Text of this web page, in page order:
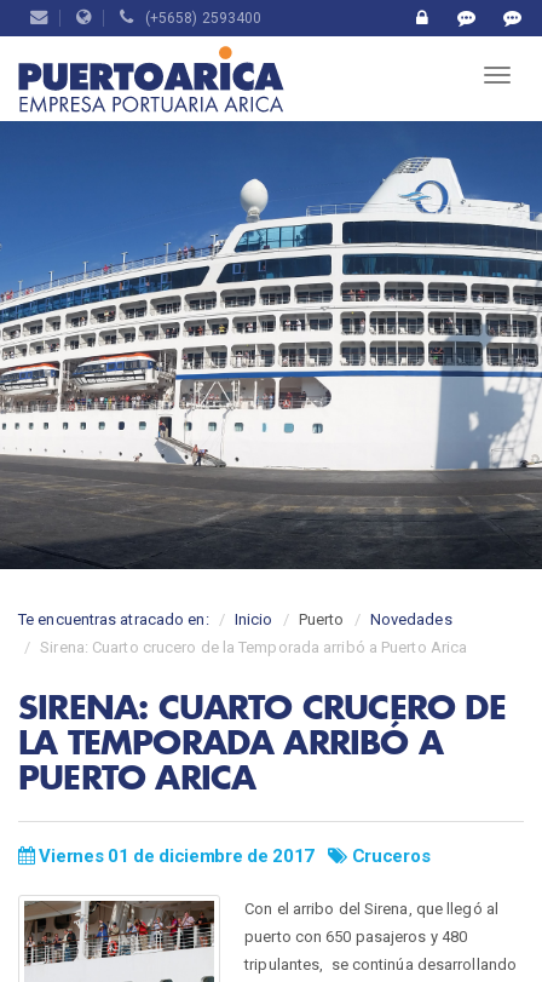
(+5658) 2593400
Te encuentras atracado en: Inicio Puerto
Novedades
Sirena: Cuarto crucero de la Temporada arribó a Puerto Arica
SIRENA: CUARTO CRUCERO DE
LA TEMPORADA ARRIBÓ A
PUERTO ARICA
Viernes 01 de diciembre de 2017 Cruceros
Con el arribo del Sirena, que llegó al
puerto con 650 pasajeros y 480
tripulantes, se continúa desarrollando